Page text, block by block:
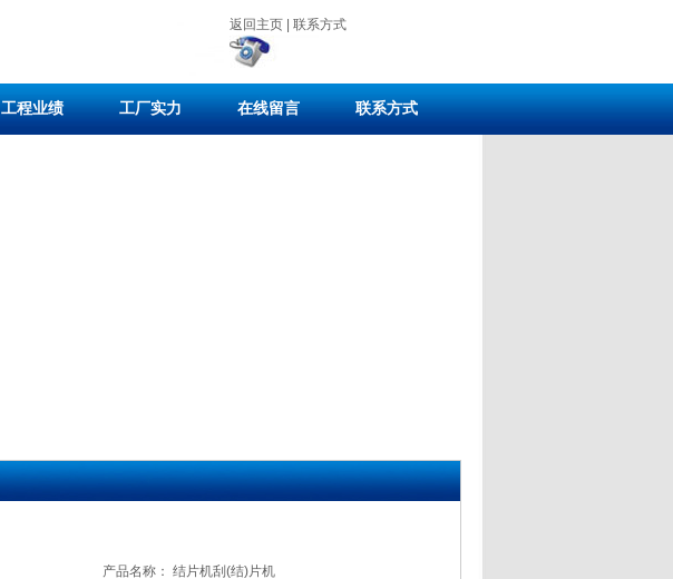
返回主页 联系方式
工程业绩 工厂实力 在线留言 联系方式
产品名称： 结片机刮(结)片机